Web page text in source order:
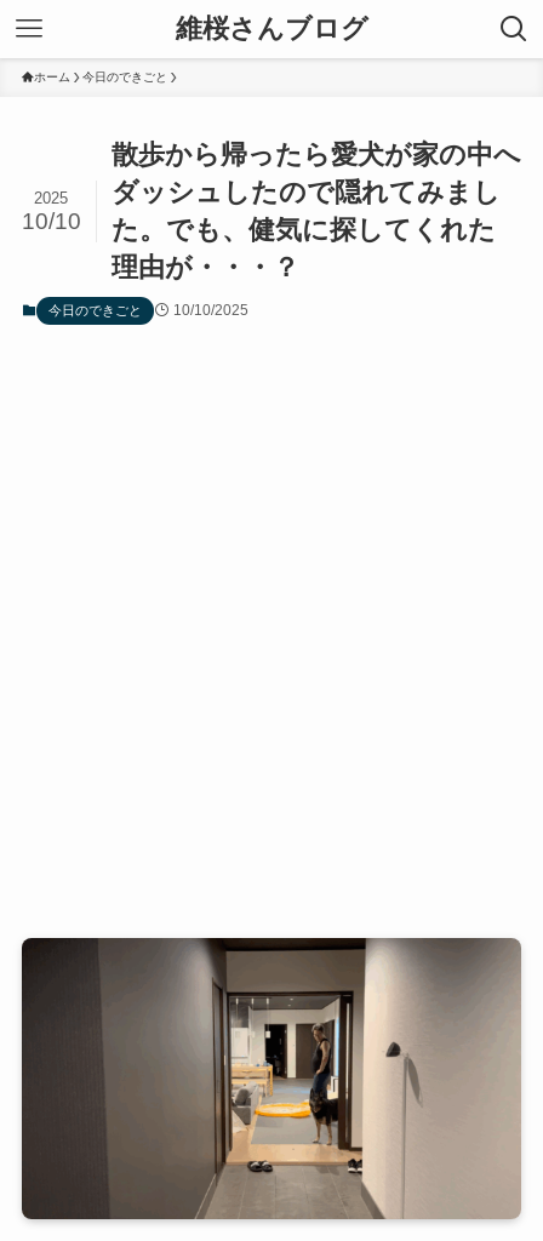
維桜さんブログ
ホーム 今日のできごと
散歩から帰ったら愛犬が家の中へ
ダッシュしたので隠れてみまし
た。でも、健気に探してくれた
理由が・・・？
2025
10/10
今日のできごと 10/10/2025